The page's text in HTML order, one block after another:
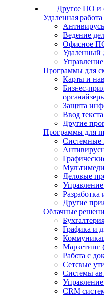
Другое ПО и
Удаленная работа
Ведение дел
Офисное
Удаленный
Программы для
Карты и
Бизнес-
Защита
Ввод текста
Другие
Программы для
Системные
Деловые
Другие
Облачные
Бухгалтерия
Графика и
Маркетинг
Работа с
Сетевые
Системы
CRM